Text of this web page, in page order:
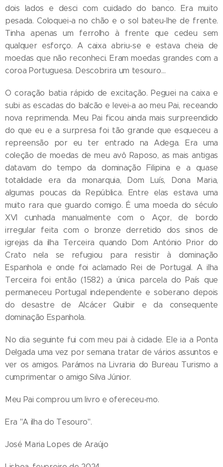
dois lados e desci com cuidado do banco. Era muito
pesada. Coloquei-a no chão e o sol bateu-lhe de frente.
Tinha apenas um ferrolho à frente que cedeu sem
qualquer esforço. A caixa abriu-se e estava cheia de
moedas que não reconheci. Eram moedas grandes com a
coroa Portuguesa. Descobrira um tesouro…
O coração batia rápido de excitação. Peguei na caixa e
subi as escadas do balcão e levei-a ao meu Pai, receando
nova reprimenda. Meu Pai ficou ainda mais surpreendido
do que eu e a surpresa foi tão grande que esqueceu a
repreensão por eu ter entrado na Adega. Era uma
coleção de moedas de meu avô Raposo, as mais antigas
datavam do tempo da dominação Filipina e a quase
totalidade era da monarquia, Dom Luís, Dona Maria,
algumas poucas da República. Entre elas estava uma
muito rara que guardo comigo. É uma moeda do século
XVI cunhada manualmente com o Açor, de bordo
irregular feita com o bronze derretido dos sinos de
igrejas da ilha Terceira quando Dom António Prior do
Crato nela se refugiou para resistir à dominação
Espanhola e onde foi aclamado Rei de Portugal. A ilha
Terceira foi então (1582) a única parcela do País que
permaneceu Portugal independente e soberano depois
do desastre de Alcácer Quibir e da consequente
dominação Espanhola.
No dia seguinte fui com meu pai à cidade. Ele ia a Ponta
Delgada uma vez por semana tratar de vários assuntos e
ver os amigos. Parámos na Livraria do Bureau Turismo a
cumprimentar o amigo Silva Júnior.
Meu Pai comprou um livro e ofereceu-mo.
Era "A ilha do Tesouro".
José Maria Lopes de Araújo